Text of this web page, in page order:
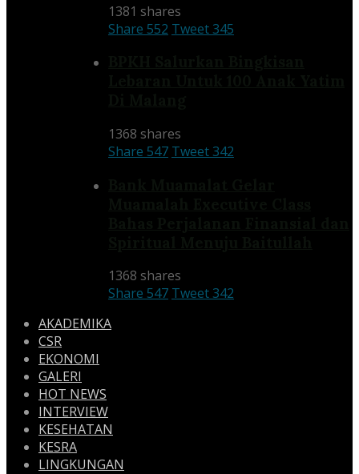
1381 shares
Share 552 Tweet345
1368 shares
Share 547 Tweet342
1368 shares
Share 547 Tweet342
AKADEMIKA
CSR
EKONOMI
GALERI
HOT NEWS
INTERVIEW
KESEHATAN
KESRA
LINGKUNGAN